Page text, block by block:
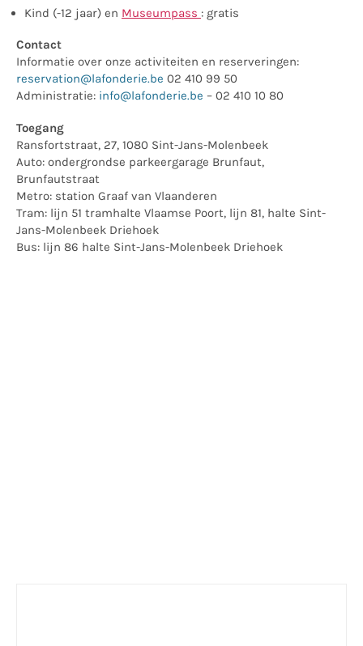
Kind (-12 jaar) en Museumpass : gratis
Contact
Informatie over onze activiteiten en reserveringen:
reservation@lafonderie.be 02 410 99 50
Administratie: info@lafonderie.be – 02 410 10 80
Toegang
Ransfortstraat, 27, 1080 Sint-Jans-Molenbeek
Auto: ondergrondse parkeergarage Brunfaut,
Brunfautstraat
Metro: station Graaf van Vlaanderen
Tram: lijn 51 tramhalte Vlaamse Poort, lijn 81, halte Sint-
Jans-Molenbeek Driehoek
Bus: lijn 86 halte Sint-Jans-Molenbeek Driehoek